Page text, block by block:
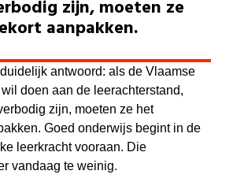
zijn, moeten ze
aanpakken.
antwoord: als de Vlaamse
doen aan de leerachterstand,
zijn, moeten ze het
Goed onderwijs begint in de
leerkracht vooraan. Die
vandaag te weinig.